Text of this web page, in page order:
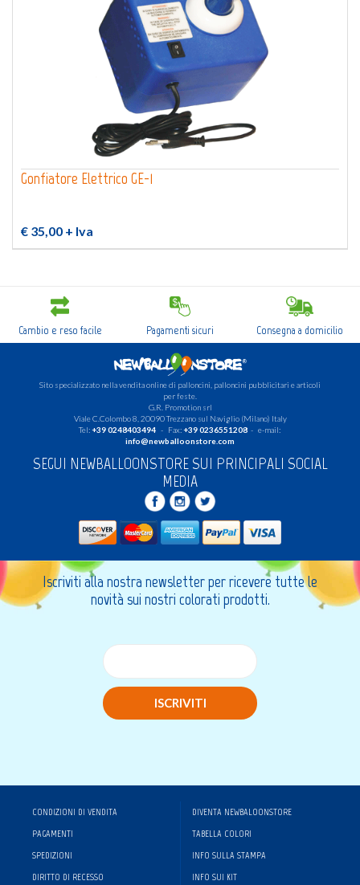
Gonfiatore Elettrico GE-1
€ 35,00 + Iva
Cambio e reso facile Pagamenti sicuri Consegna a domicilio
Sito specializzato nella vendita online di palloncini, palloncini pubblicitari e articoli
per feste.
G.R. Promotion srl
Viale C.Colombo 8, 20090 Trezzano sul Naviglio (Milano) Italy
Tel:+39 0248403494- Fax:+39 0236551208- e-mail:
info@newballoonstore.com
SEGUI NEWBALLOONSTORE SUI PRINCIPALI SOCIAL
MEDIA
Iscriviti alla nostra newsletter per ricevere tutte le
novità sui nostri colorati prodotti.
ISCRIVITI
CONDIZIONI DI VENDITA
PAGAMENTI
SPEDIZIONI
DIRITTO DI RECESSO
DIVENTA NEWBALOONSTORE
TABELLA COLORI
INFO SULLA STAMPA
INFO SUI KIT